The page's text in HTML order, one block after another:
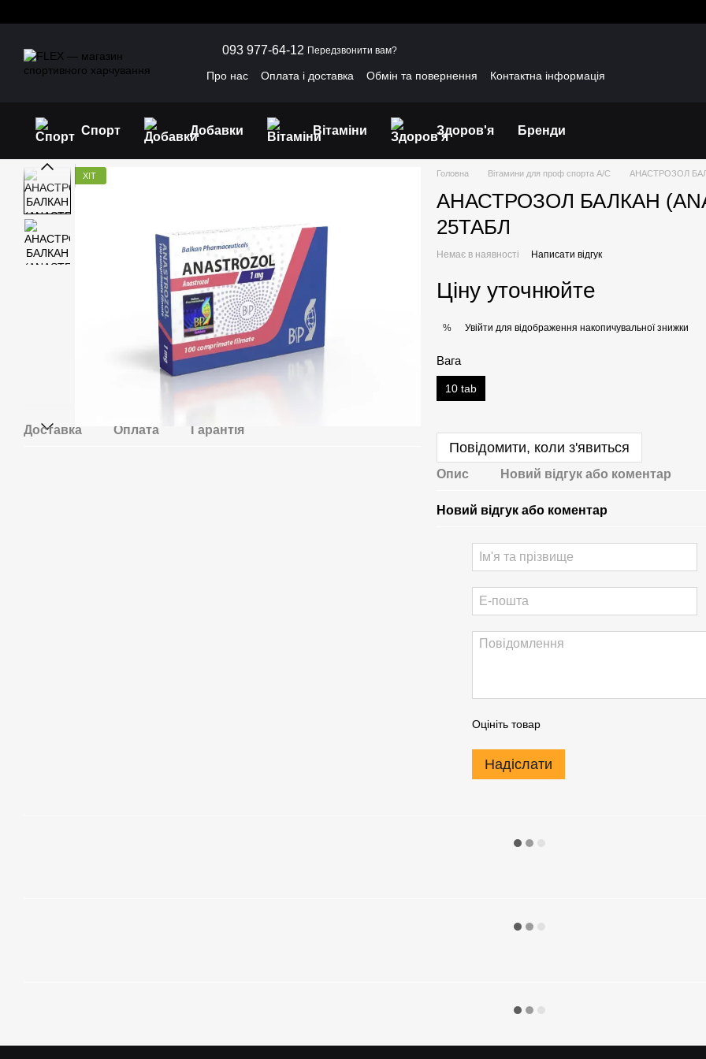
093 977-64-12 Передзвонити вам?
Про нас Оплата і доставка Обмін та повернення
Контактна інформація
Спорт Добавки Вітаміни Здоров'я Бренди
ХІТ
Доставка Оплата Гарантія
Головна Вітамини для проф спорта A/C АНАСТРОЗОЛ
АНАСТРОЗОЛ БАЛКАН
25ТАБЛ
Немає в наявності Написати відгук
Ціну уточнюйте
% Увійти для відображення накопичувальної знижки
Вага
10 tab
Повідомити, коли з'явиться
Опис Новий відгук або коментар
Новий відгук або коментар
Оцініть товар
Надіслати